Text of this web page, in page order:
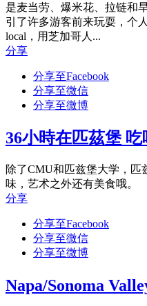
是麦当劳、爆米花、拉链和
引了许多游客前来玩耍，个
local，用芝加哥人...
分享
分享至Facebook
分享至微信
分享至微博
36小時在匹茲堡
除了CMU和匹兹堡大学，
味，艺术之外还有美食哦。
分享
分享至Facebook
分享至微信
分享至微博
Napa/Sonoma